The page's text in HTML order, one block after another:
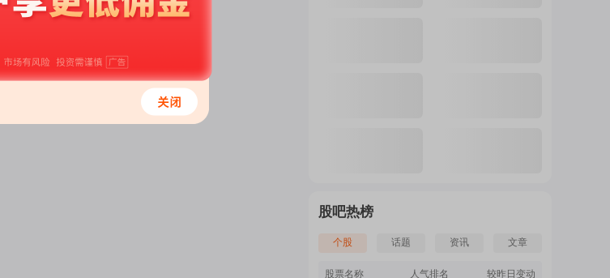
股吧热榜
个股 话题 资讯 文章
股票名称 人气排名 较昨日变动